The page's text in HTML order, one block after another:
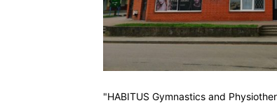
"HABITUS Gymnastics and